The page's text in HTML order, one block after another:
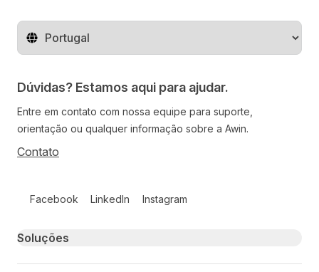
Mude o território
Dúvidas? Estamos aqui para ajudar.
Entre em contato com nossa equipe para suporte,
orientação ou qualquer informação sobre a Awin.
Contato
Facebook LinkedIn Instagram
Primary footer navigation
Soluções